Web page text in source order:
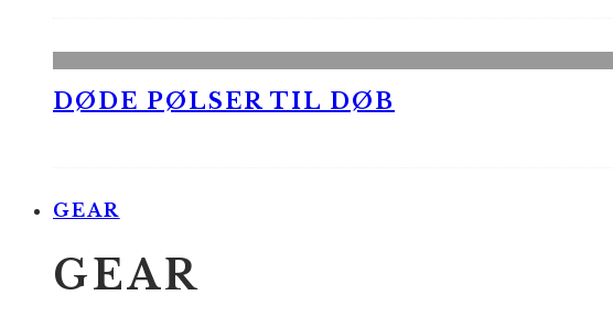
DØDE PØLSER TIL DØB
GEAR
GEAR